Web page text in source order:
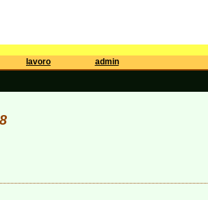
lavoro admin